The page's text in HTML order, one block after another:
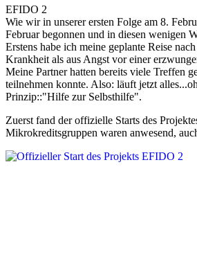
EFIDO 2
Wie wir in unserer ersten Folge am 8.
Februar begonnen und in diesen wenigen
Erstens habe ich meine geplante Reise
Krankheit als aus Angst vor einer
Meine Partner hatten bereits viele Treffen
teilnehmen konnte. Also: läuft jetzt
Prinzip::"Hilfe zur Selbsthilfe".
Zuerst fand der offizielle Starts des
Mikrokreditsgruppen waren anwesend,